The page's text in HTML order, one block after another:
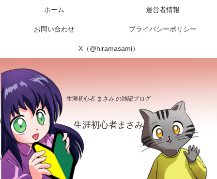
生涯初心者 まさみ の雑記ブログ
生涯初心者まさみ
ホーム 運営者情報
お問い合わせ プライバシーポリシー
X（@hiramasami）